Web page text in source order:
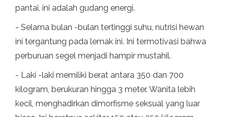
pantai, ini adalah gudang energi.
- Selama bulan -bulan tertinggi suhu, nutrisi hewan
ini tergantung pada lemak ini. Ini termotivasi bahwa
perburuan segel menjadi hampir mustahil.
- Laki -laki memiliki berat antara 350 dan 700
kilogram, berukuran hingga 3 meter. Wanita lebih
kecil, menghadirkan dimorfisme seksual yang luar